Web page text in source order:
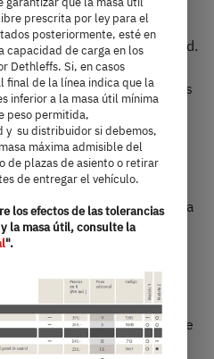
diseño, pensado hasta el
gran sensación de amplitud.
cabe destacar el elevado
en cuenta a los campistas
y moderna, ideal para
ventanas
con práctico espacio de
prescrita por ley para el
posteriormente, esté en
capacidad de carga en los
Dethleffs. Si, en casos
final de la línea indica que la
inferior a la masa útil mínima
peso permitida,
y su distribuidor si debemos,
máxima admisible del
de plazas de asiento o retirar
de entregar el vehículo.
los efectos de las tolerancias
la masa útil, consulte la
".